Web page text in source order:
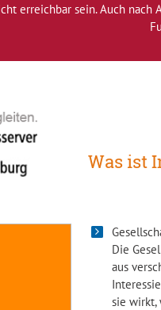
erreichbar sein. Auch nach
Was ist
Die
aus
sie wirkt,